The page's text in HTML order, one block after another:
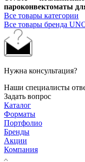
пароконвектоматы
Все товары категории
Все товары бренда
Нужна консультация?
Наши специалисты
Задать вопрос
Каталог
Форматы
Портфолио
Бренды
Акции
Компания